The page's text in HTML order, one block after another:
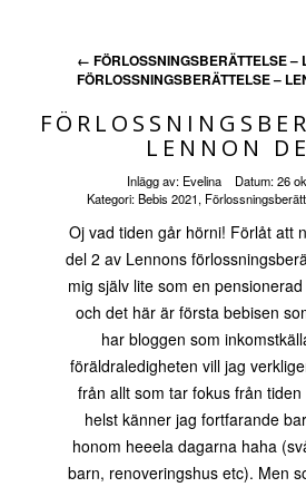
← FÖRLOSSNINGSBERÄTTELSE –
FÖRLOSSNINGSBERÄTTELSE –
LENNON
Inlägg av: Evelina Datum:26
Kategori:Bebis 2021,
Oj vad tiden går hörni! Förlåt att
del 2 av Lennons
mig själv lite som en
och det här är första bebisen
har bloggen som
föräldraledigheten vill jag
från allt som tar fokus från
helst känner jag fortfarande
honom heeela dagarna haha
barn, renoveringshus etc). Men